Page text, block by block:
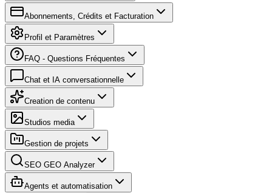
Abonnements, Crédits et Facturation
Profil et Paramètres
FAQ - Questions Fréquentes
Chat et IA conversationnelle
Creation de contenu
Studios media
Gestion de projets
SEO GEO Analyzer
Agents et automatisation